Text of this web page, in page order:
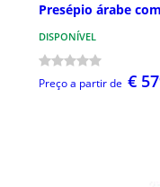
Presépio árabe
DISPONÍVEL
Preço a partir de €